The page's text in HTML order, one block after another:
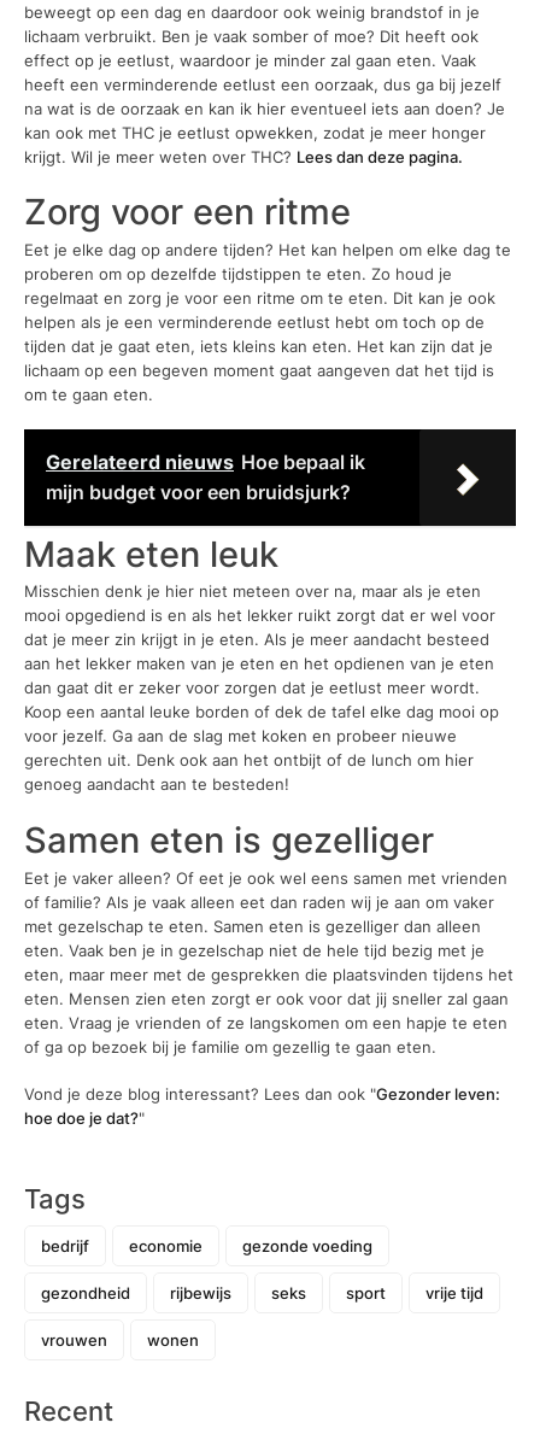
beweegt op een dag en daardoor ook weinig brandstof in je
lichaam verbruikt. Ben je vaak somber of moe? Dit heeft ook
effect op je eetlust, waardoor je minder zal gaan eten. Vaak
heeft een verminderende eetlust een oorzaak, dus ga bij jezelf
na wat is de oorzaak en kan ik hier eventueel iets aan doen? Je
kan ook met THC je eetlust opwekken, zodat je meer honger
krijgt. Wil je meer weten over THC? Lees dan deze pagina.
Zorg voor een ritme
Eet je elke dag op andere tijden? Het kan helpen om elke dag te
proberen om op dezelfde tijdstippen te eten. Zo houd je
regelmaat en zorg je voor een ritme om te eten. Dit kan je ook
helpen als je een verminderende eetlust hebt om toch op de
tijden dat je gaat eten, iets kleins kan eten. Het kan zijn dat je
lichaam op een begeven moment gaat aangeven dat het tijd is
om te gaan eten.
Gerelateerd nieuws Hoe bepaal ik
mijn budget voor een bruidsjurk?
Maak eten leuk
Misschien denk je hier niet meteen over na, maar als je eten
mooi opgediend is en als het lekker ruikt zorgt dat er wel voor
dat je meer zin krijgt in je eten. Als je meer aandacht besteed
aan het lekker maken van je eten en het opdienen van je eten
dan gaat dit er zeker voor zorgen dat je eetlust meer wordt.
Koop een aantal leuke borden of dek de tafel elke dag mooi op
voor jezelf. Ga aan de slag met koken en probeer nieuwe
gerechten uit. Denk ook aan het ontbijt of de lunch om hier
genoeg aandacht aan te besteden!
Samen eten is gezelliger
Eet je vaker alleen? Of eet je ook wel eens samen met vrienden
of familie? Als je vaak alleen eet dan raden wij je aan om vaker
met gezelschap te eten. Samen eten is gezelliger dan alleen
eten. Vaak ben je in gezelschap niet de hele tijd bezig met je
eten, maar meer met de gesprekken die plaatsvinden tijdens het
eten. Mensen zien eten zorgt er ook voor dat jij sneller zal gaan
eten. Vraag je vrienden of ze langskomen om een hapje te eten
of ga op bezoek bij je familie om gezellig te gaan eten.
Vond je deze blog interessant? Lees dan ook "Gezonder leven:
hoe doe je dat?"
Tags
bedrijf economie gezonde voeding
gezondheid rijbewijs seks sport vrije tijd
vrouwen wonen
Recent